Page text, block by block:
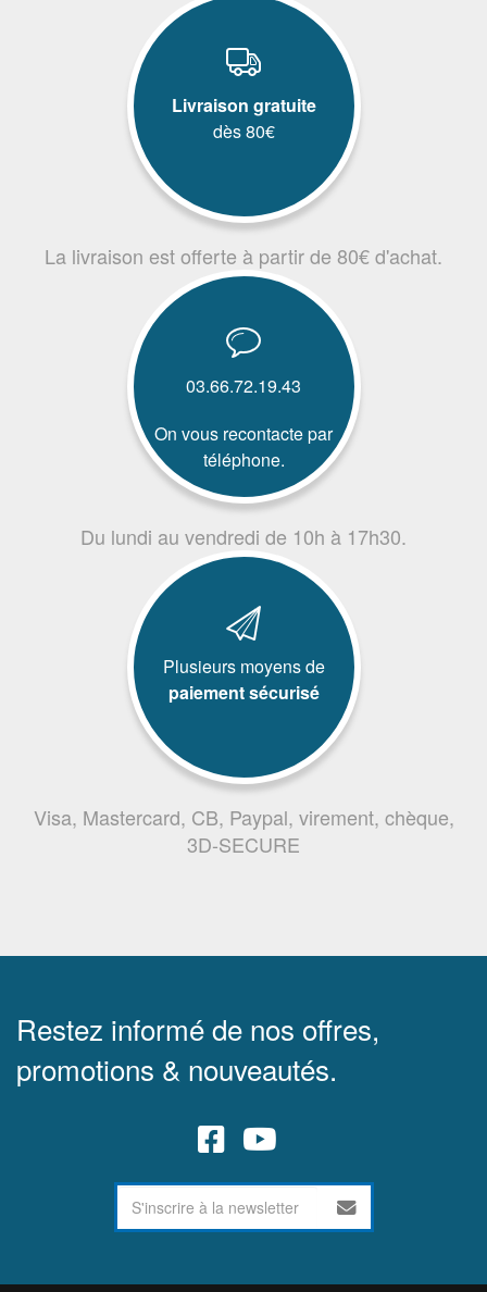
Livraison gratuite
dès 80€
La livraison est offerte à partir de 80€ d'achat.
03.66.72.19.43
On vous recontacte par
téléphone.
Du lundi au vendredi de 10h à 17h30.
Plusieurs moyens de
paiement sécurisé
Visa, Mastercard, CB, Paypal, virement, chèque,
3D-SECURE
Restez informé de nos offres,
promotions & nouveautés.